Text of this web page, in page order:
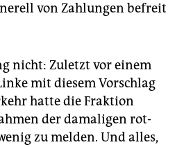
von Zahlungen befreit
nicht: Zuletzt vor einem
mit diesem Vorschlag
hatte die Fraktion
der damaligen rot-
zu melden. Und alles,